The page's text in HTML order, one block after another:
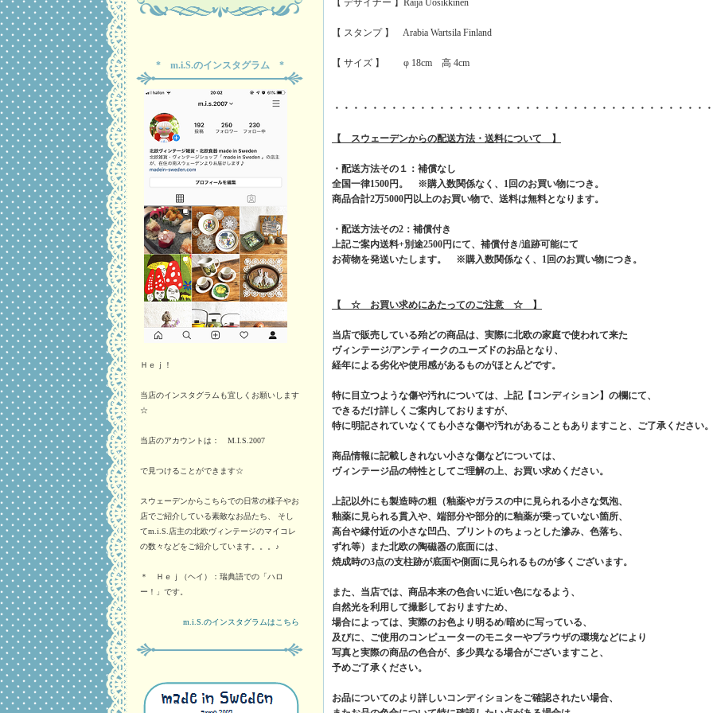
* m.i.S.のインスタグラム *
Ｈｅｊ！
当店のインスタグラムも宜しくお願いします
☆
当店のアカウントは： M.I.S.2007
で見つけることができます☆
スウェーデンからこちらでの日常の様子やお
店でご紹介している素敵なお品たち、 そし
てm.i.S.店主の北欧ヴィンテージのマイコレ
の数々などをご紹介しています。。。♪
＊ Ｈｅｊ（ヘイ）：瑞典語での「ハロ
ー！」です。
m.i.S.のインスタグラムはこちら
【 スタンプ 】 Arabia Wartsila Finland
【 サイズ 】 φ 18cm 高 4cm
・・・・・・・・・・・・・・・・・・・・・・・・・・・・・・・・・・・・・・・・
【 スウェーデンからの配送方法・送料について 】
・配送方法その１：補償なし
全国一律1500円。 ※購入数関係なく、1回のお買い物につき。
商品合計2万5000円以上のお買い物で、送料は無料となります。
・配送方法その2：補償付き
上記ご案内送料+別途2500円にて、補償付き/追跡可能にて
お荷物を発送いたします。 ※購入数関係なく、1回のお買い物につき。
【 ☆ お買い求めにあたってのご注意 ☆ 】
当店で販売している殆どの商品は、実際に北欧の家庭で使われて来た
ヴィンテージ/アンティークのユーズドのお品となり、
経年による劣化や使用感があるものがほとんどです。
特に目立つような傷や汚れについては、上記【コンディション】の欄にて、
できるだけ詳しくご案内しておりますが、
特に明記されていなくても小さな傷や汚れがあることもありますこと、ご了承ください。
商品情報に記載しきれない小さな傷などについては、
ヴィンテージ品の特性としてご理解の上、お買い求めください。
上記以外にも製造時の粗（釉薬やガラスの中に見られる小さな気泡、
釉薬に見られる貫入や、端部分や部分的に釉薬が乗っていない箇所、
高台や縁付近の小さな凹凸、プリントのちょっとした滲み、色落ち、
ずれ等）また北欧の陶磁器の底面には、
焼成時の3点の支柱跡が底面や側面に見られるものが多くございます。
また、当店では、商品本来の色合いに近い色になるよう、
自然光を利用して撮影しておりますため、
場合によっては、実際のお色より明るめ/暗めに写っている、
及びに、ご使用のコンピューターのモニターやプラウザの環境などにより
写真と実際の商品の色合が、多少異なる場合がございますこと、
予めご了承ください。
お品についてのより詳しいコンディションをご確認されたい場合、